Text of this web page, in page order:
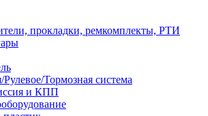
прокладки, ремкомплекты, РТИ
Рулевое/Тормозная система
и КПП